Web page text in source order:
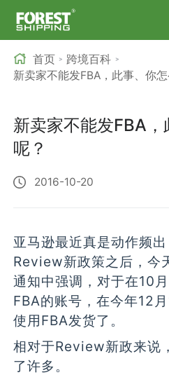
首页 > 跨境百科 >
新卖家不能发FBA，此事、你怎
新卖家不能发FBA
呢？
2016-10-20
亚马逊最近真是动作频
Review新政策之后，今
通知中强调，对于在10
FBA的账号，在今年12
使用FBA发货了。
相对于Review新政来说
了许多。